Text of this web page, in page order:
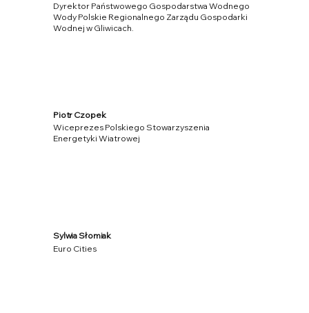
Dyrektor Państwowego Gospodarstwa Wodnego
Wody Polskie Regionalnego Zarządu Gospodarki
Wodnej w Gliwicach.
Piotr Czopek
Wiceprezes Polskiego Stowarzyszenia
Energetyki Wiatrowej
Sylwia Słomiak
Euro Cities